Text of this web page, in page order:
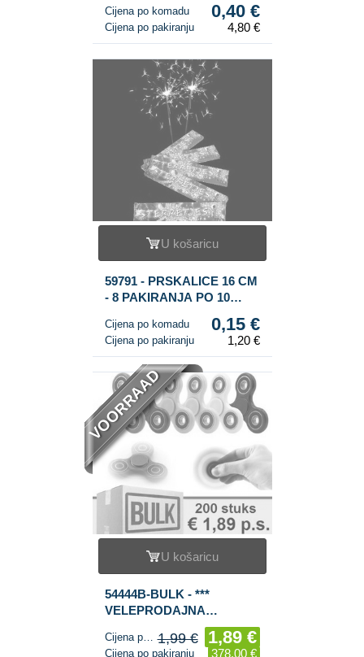
Cijena po komadu 0,40 €
Cijena po pakiranju 4,80 €
U košaricu
59791 - PRSKALICE 16 CM
- 8 PAKIRANJA PO 10
Cijena po komadu 0,15 €
Cijena po pakiranju 1,20 €
VOORRAAD
U košaricu
54444B-BULK - ***
VELEPRODAJNA
PONUDA *** FIDGET
SPINNERS (200 kom.)
Cijena po komadu 1,99 € 1,89 €
Cijena po pakiranju 378,00 €